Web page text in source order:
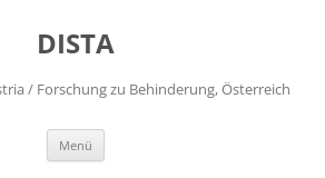
DISTA
/ Forschung zu Behinderung, Österreich
Menü